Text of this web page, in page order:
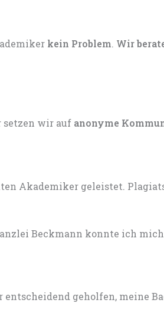
kein Problem. Wir
setzen wir auf anonyme
Akademiker geleistet.
Beckmann konnte ich
geholfen, meine